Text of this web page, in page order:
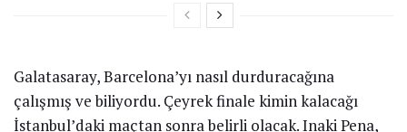
Galatasaray, Barcelona’yı nasıl durduracağına
çalışmış ve biliyordu. Çeyrek finale kimin kalacağı
İstanbul’daki maçtan sonra belirli olacak. Inaki Pena,